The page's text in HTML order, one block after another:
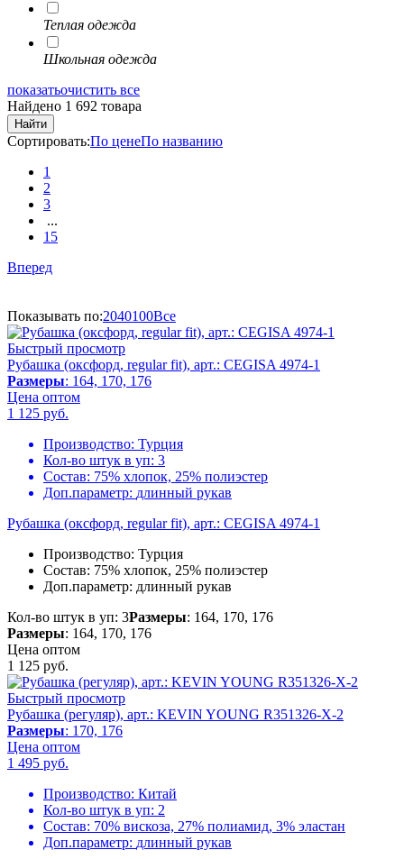
Теплая одежда
Школьная одежда
показатьочистить все
Найдено 1 692 товара
Найти
Сортировать:По ценеПо названию
1
2
3
...
15
Вперед
Показывать по:2040100Все
Быстрый просмотр
Рубашка (оксфорд, regular fit), арт.: CEGISA 4974-1
Размеры: 164, 170, 176
Цена оптом
1 125 руб.
Производство: Турция
Кол-во штук в уп: 3
Состав: 75% хлопок, 25% полиэстер
Доп.параметр: длинный рукав
Рубашка (оксфорд, regular fit), арт.: CEGISA 4974-1
Производство: Турция
Состав: 75% хлопок, 25% полиэстер
Доп.параметр: длинный рукав
Кол-во штук в уп: 3Размеры: 164, 170, 176
Размеры: 164, 170, 176
Цена оптом
1 125 руб.
Быстрый просмотр
Рубашка (регуляр), арт.: KEVIN YOUNG R351326-X-2
Размеры: 170, 176
Цена оптом
1 495 руб.
Производство: Китай
Кол-во штук в уп: 2
Состав: 70% вискоза, 27% полиамид, 3% эластан
Доп.параметр: длинный рукав